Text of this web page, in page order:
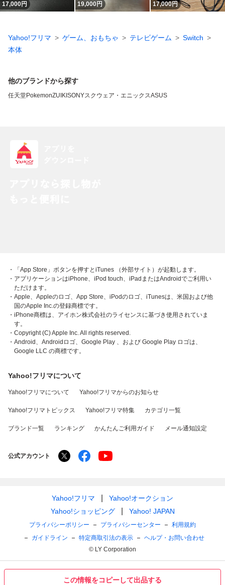
この情報をコピーして出品する
17,000円 19,000円 17,000円
Yahoo!フリマ ゲーム、おもちゃ テレビゲーム
Switch
本体
他のブランドから探す
任天堂PokemonZUIKI SONYスクウェア・エニックスASUS
・「App Store」ボタンを押すとiTunes （外部サイト）が起動します。
・アプリケーションはiPhone、iPod touch、iPadまたはAndroidでご利用い
ただけます。
・Apple、Appleのロゴ、App Store、iPodのロゴ、iTunesは、米国および他
国のApple Inc.の登録商標です。
・iPhone商標は、アイホン株式会社のライセンスに基づき使用されていま
す。
・Copyright (C) Apple Inc. All rights reserved.
・Android、Androidロゴ、Google Play 、および Google Play ロゴは、
Google LLC の商標です。
Yahoo!フリマについて
Yahoo!フリマについて Yahoo!フリマからのお知らせ
Yahoo!フリマトピックス Yahoo!フリマ特集 カテゴリ一覧
ブランド一覧 ランキング かんたんご利用ガイド メール通知設定
公式アカウント
Yahoo!フリマ
Yahoo!オークション
Yahoo!ショッピング
Yahoo! JAPAN
プライバシーポリシー プライバシーセンター
利用規約
ガイドライン
特定商取引法の表示
ヘルプ・お問い合わせ
© LY Corporation